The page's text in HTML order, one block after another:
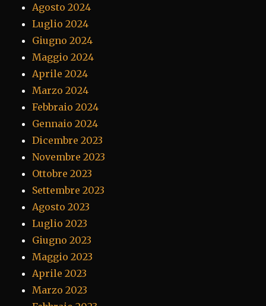
Agosto 2024
Luglio 2024
Giugno 2024
Maggio 2024
Aprile 2024
Marzo 2024
Febbraio 2024
Gennaio 2024
Dicembre 2023
Novembre 2023
Ottobre 2023
Settembre 2023
Agosto 2023
Luglio 2023
Giugno 2023
Maggio 2023
Aprile 2023
Marzo 2023